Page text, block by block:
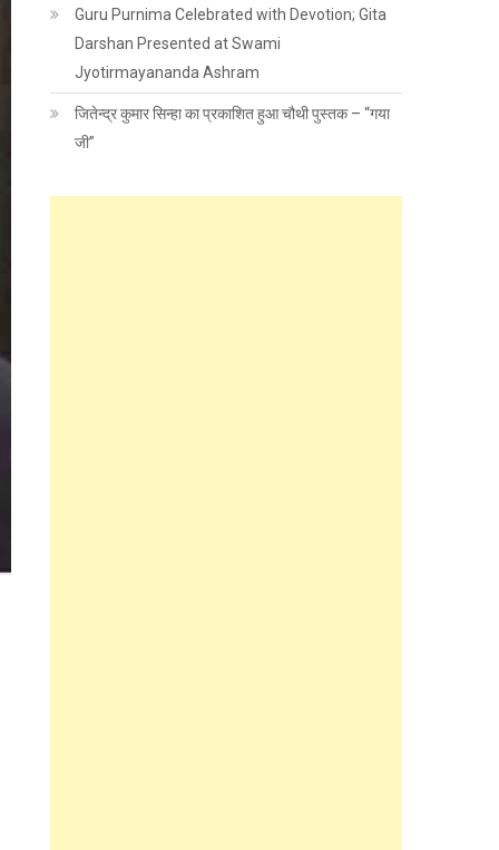
Guru Purnima Celebrated with Devotion; Gita
Darshan Presented at Swami
Jyotirmayananda Ashram
जितेन्द्र कुमार सिन्हा का प्रकाशित हुआ चौथी पुस्तक – “गया
जी”